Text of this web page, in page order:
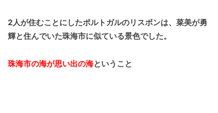
2人が住むことにしたポルトガルのリスボンは、菜美が勇
輝と住んでいた珠海市に似ている景色でした。
珠海市の海が思い出の海ということ